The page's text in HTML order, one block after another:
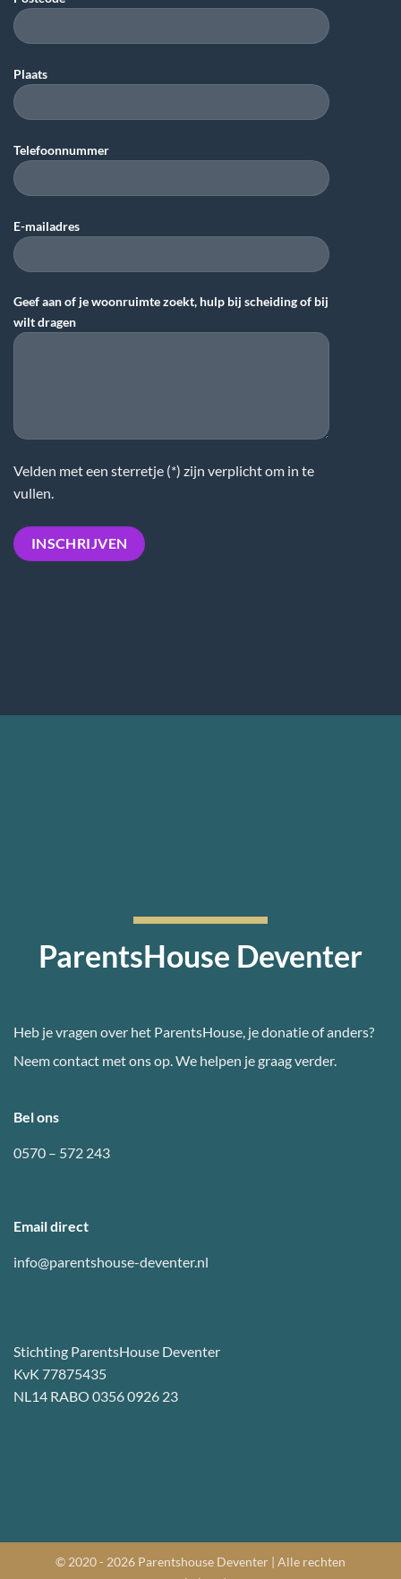
Plaats
Telefoonnummer
E-mailadres
Geef aan of je woonruimte zoekt, hulp bij scheiding of bij
wilt dragen
Velden met een sterretje (*) zijn verplicht om in te
vullen.
ParentsHouse Deventer
Heb je vragen over het ParentsHouse, je donatie of anders?
Neem contact met ons op. We helpen je graag verder.
Bel ons
0570 – 572 243
Email direct
info@parentshouse-deventer.nl
Stichting ParentsHouse Deventer
KvK 77875435
NL14 RABO 0356 0926 23
© 2020 - 2026 Parentshouse Deventer | Alle rechten